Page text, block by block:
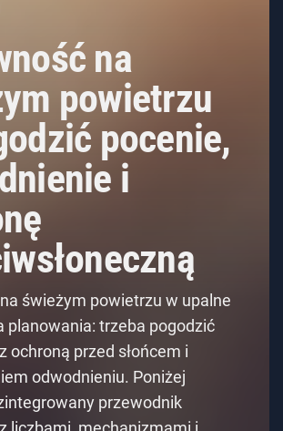
na
powietrzu
pocenie,
i
świeżym powietrzu w upalne
planowania: trzeba pogodzić
ochroną przed słońcem i
odwodnieniu. Poniżej
przewodnik